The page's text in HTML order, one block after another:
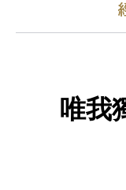
唯我